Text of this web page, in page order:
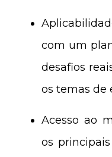
com um
desafios
os temas de
Acesso ao
os